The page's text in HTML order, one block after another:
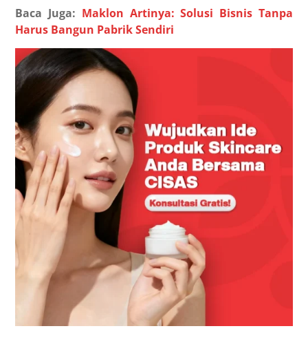
Baca Juga: Maklon Artinya: Solusi Bisnis Tanpa
Harus Bangun Pabrik Sendiri